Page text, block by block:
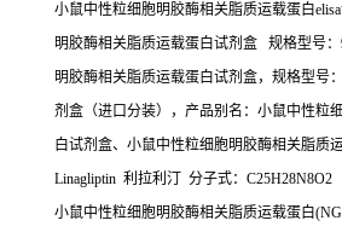
小鼠中性粒细胞明胶酶相关脂质运载蛋白elisa
明胶酶相关脂质运载蛋白试剂盒
规格型号：
明胶酶相关脂质运载蛋白试剂盒，规格型号：
剂盒（进口分装），产品别名：小鼠中性粒
白试剂盒、小鼠中性粒细胞明胶酶相关脂质
Linagliptin 利拉利汀 分子式： C25H28N8O2
小鼠中性粒细胞明胶酶相关脂质运载蛋白